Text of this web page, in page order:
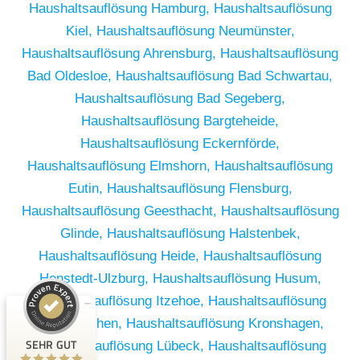
Haushaltsauflösung Hamburg, Haushaltsauflösung
Kiel, Haushaltsauflösung Neumünster,
Haushaltsauflösung Ahrensburg, Haushaltsauflösung
Bad Oldesloe, Haushaltsauflösung Bad Schwartau,
Haushaltsauflösung Bad Segeberg,
Haushaltsauflösung Bargteheide,
Haushaltsauflösung Eckernförde,
Haushaltsauflösung Elmshorn, Haushaltsauflösung
Eutin, Haushaltsauflösung Flensburg,
Haushaltsauflösung Geesthacht, Haushaltsauflösung
Glinde, Haushaltsauflösung Halstenbek,
Haushaltsauflösung Heide, Haushaltsauflösung
Henstedt-Ulzburg, Haushaltsauflösung Husum,
Haushaltsauflösung Itzehoe, Haushaltsauflösung
Kaltenkirchen, Haushaltsauflösung Kronshagen,
Haushaltsauflösung Lübeck, Haushaltsauflösung
SEHR GUT
Kundenbewertungen und Erfahrungen zu
RümpelButler
SEHR GUT
5,00 / 5,00
2
Bewertungen von 1
anderen Quelle